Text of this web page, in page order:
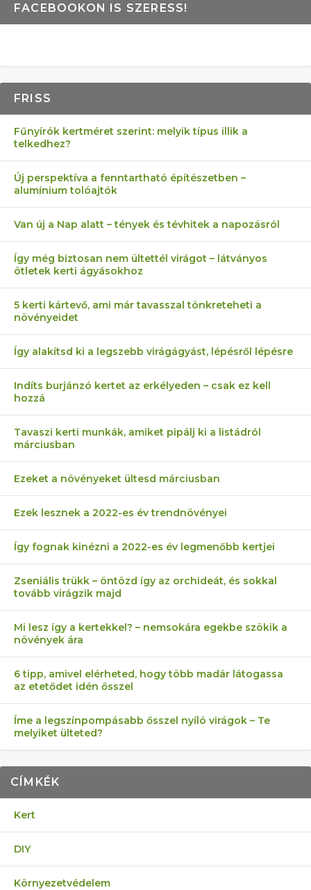
FACEBOOKON IS SZERESS!
FRISS
Fűnyírók kertméret szerint: melyik típus illik a
telkedhez?
Új perspektíva a fenntartható építészetben –
alumínium tolóajtók
Van új a Nap alatt – tények és tévhitek a napozásról
Így még biztosan nem ültettél virágot – látványos
ötletek kerti ágyásokhoz
5 kerti kártevő, ami már tavasszal tönkreteheti a
növényeidet
Így alakítsd ki a legszebb virágágyást, lépésről lépésre
Indíts burjánzó kertet az erkélyeden – csak ez kell
hozzá
Tavaszi kerti munkák, amiket pipálj ki a listádról
márciusban
Ezeket a növényeket ültesd márciusban
Ezek lesznek a 2022-es év trendnövényei
Így fognak kinézni a 2022-es év legmenőbb kertjei
Zseniális trükk – öntözd így az orchideát, és sokkal
tovább virágzik majd
Mi lesz így a kertekkel? – nemsokára egekbe szökik a
növények ára
6 tipp, amivel elérheted, hogy több madár látogassa
az etetődet idén ősszel
Íme a legszínpompásabb ősszel nyíló virágok – Te
melyiket ülteted?
CÍMKÉK
Kert
DIY
Környezetvédelem